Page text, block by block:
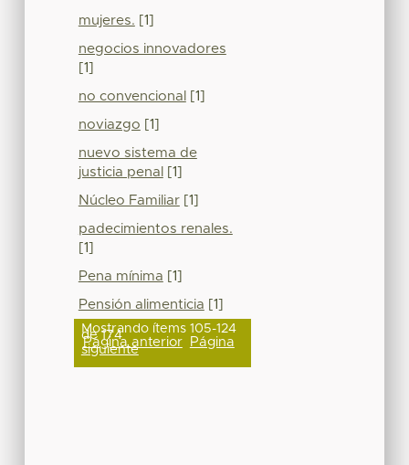
mujeres. [1]
negocios innovadores
[1]
no convencional [1]
noviazgo [1]
nuevo sistema de
justicia penal
[1]
Núcleo Familiar[1]
padecimientos renales.
[1]
Pena mínima [1]
Pensión alimenticia [1]
Mostrando ítems 105-124
de 174
Página anterior Página
siguiente